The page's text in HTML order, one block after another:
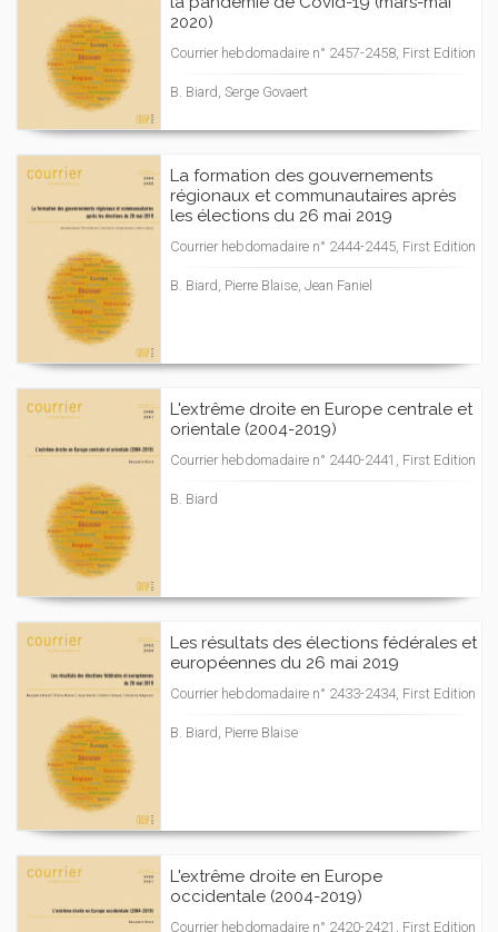
2020)
Courrier hebdomadaire n° 2457-2458, First Edition
B. Biard, Serge Govaert
La formation des gouvernements
régionaux et communautaires après
les élections du 26 mai 2019
Courrier hebdomadaire n° 2444-2445, First Edition
B. Biard, Pierre Blaise, Jean Faniel
L'extrême droite en Europe centrale et
orientale (2004-2019)
Courrier hebdomadaire n° 2440-2441, First Edition
B. Biard
Les résultats des élections fédérales et
européennes du 26 mai 2019
Courrier hebdomadaire n° 2433-2434, First Edition
B. Biard, Pierre Blaise
L'extrême droite en Europe
occidentale (2004-2019)
Courrier hebdomadaire n° 2420-2421, First Edition